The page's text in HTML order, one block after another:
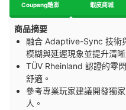
Coupang酷澎 蝦皮商城
商品摘要
融合 Adaptive-Sync 技術
模糊與延遲現象並提升清晰
TÜV Rheinland 認證的零
舒適。
參考專業玩家建議開發獨
人。